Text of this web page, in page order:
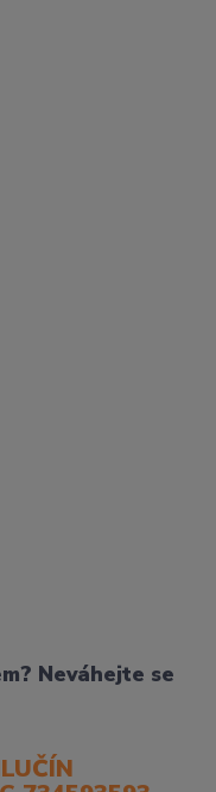
Neváhejte se